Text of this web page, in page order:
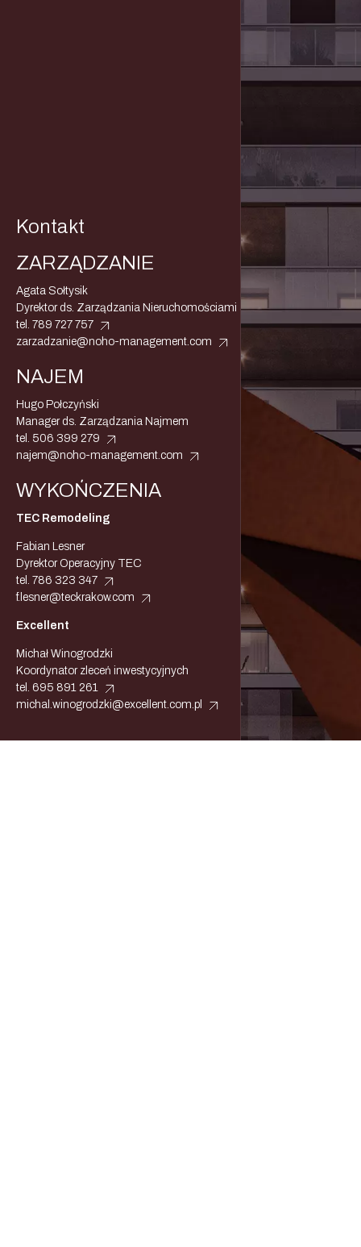
Kontakt
ZARZĄDZANIE
Agata Sołtysik
Dyrektor ds. Zarządzania Nieruchomościami
tel. 789 727 757
zarzadzanie@noho-management.com
NAJEM
Hugo Połczyński
Manager ds. Zarządzania Najmem
tel. 506 399 279
najem@noho-management.com
WYKOŃCZENIA
TEC Remodeling
Fabian Lesner
Dyrektor Operacyjny TEC
tel. 786 323 347
f.lesner@teckrakow.com
Excellent
Michał Winogrodzki
Koordynator zleceń inwestycyjnych
tel. 695 891 261
michal.winogrodzki@excellent.com.pl